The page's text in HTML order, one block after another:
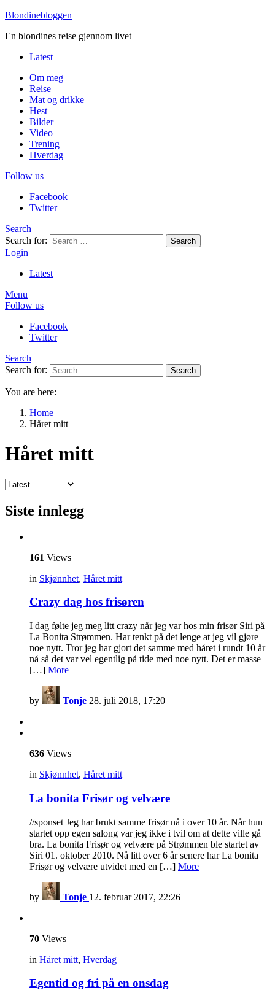
Blondinebloggen
En blondines reise gjennom livet
Latest
Om meg
Reise
Mat og drikke
Hest
Bilder
Video
Trening
Hverdag
Follow us
Facebook
Twitter
Search
Search for:
Search
Login
Latest
Menu
Follow us
Facebook
Twitter
Search
Search for:
Search
You are here:
Home
Håret mitt
Håret mitt
Siste innlegg
161 Views
in Skjønnhet, Håret mitt
Crazy dag hos frisøren
I dag følte jeg meg litt crazy når jeg var hos min frisør Siri på
La Bonita Strømmen. Har tenkt på det lenge at jeg vil gjøre
noe nytt. Tror jeg har gjort det samme med håret i rundt 10 år
nå så det var vel egentlig på tide med noe nytt. Det er masse
[…] More
by Tonje 28. juli 2018, 17:20
636 Views
in Skjønnhet, Håret mitt
La bonita Frisør og velvære
//sponset Jeg har brukt samme frisør nå i over 10 år. Når hun
startet opp egen salong var jeg ikke i tvil om at dette ville gå
bra. La bonita Frisør og velvære på Strømmen ble startet av
Siri 01. oktober 2010. Nå litt over 6 år senere har La bonita
Frisør og velvære utvidet med en […] More
by Tonje 12. februar 2017, 22:26
70 Views
in Håret mitt, Hverdag
Egentid og fri på en onsdag